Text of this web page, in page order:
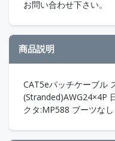
お問い合わせ下さい。
商品説明
CAT5eパッチケーブル
(Stranded)AWG24×4P
クタ:MP588 ブーツなし